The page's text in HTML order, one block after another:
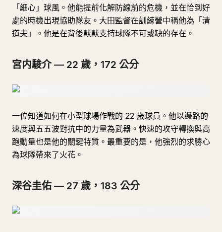
「細心」球風。他能提前化解防線前的危機，並在恰到好
處的時機出現協助隊友。大田監督在訓練營中稱他為「清
道夫」。他是在背後默默支持球隊不可或缺的存在。
宮内駿介 — 22 歲，172 公分
一位知道如何在小型球場作戰的 22 歲球員。他以邊路的
速度與五五波對抗中的力量為武器。快速的攻守轉換與高
跑動量也是他的關鍵特質。最重要的是，他強烈的求勝心
為球隊帶來了火花。
深谷圭佑 — 27 歲，183 公分